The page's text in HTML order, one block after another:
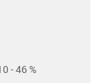
- 46 %